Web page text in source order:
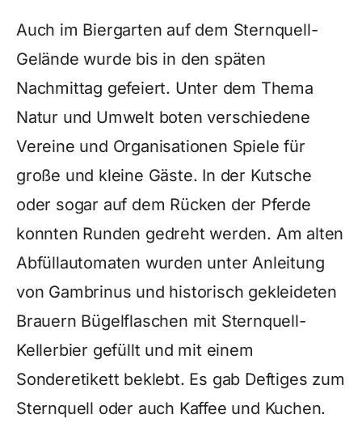
Auch im Biergarten auf dem Sternquell-
Gelände wurde bis in den späten
Nachmittag gefeiert. Unter dem Thema
Natur und Umwelt boten verschiedene
Vereine und Organisationen Spiele für
große und kleine Gäste. In der Kutsche
oder sogar auf dem Rücken der Pferde
konnten Runden gedreht werden. Am alten
Abfüllautomaten wurden unter Anleitung
von Gambrinus und historisch gekleideten
Brauern Bügelflaschen mit Sternquell-
Kellerbier gefüllt und mit einem
Sonderetikett beklebt. Es gab Deftiges zum
Sternquell oder auch Kaffee und Kuchen.